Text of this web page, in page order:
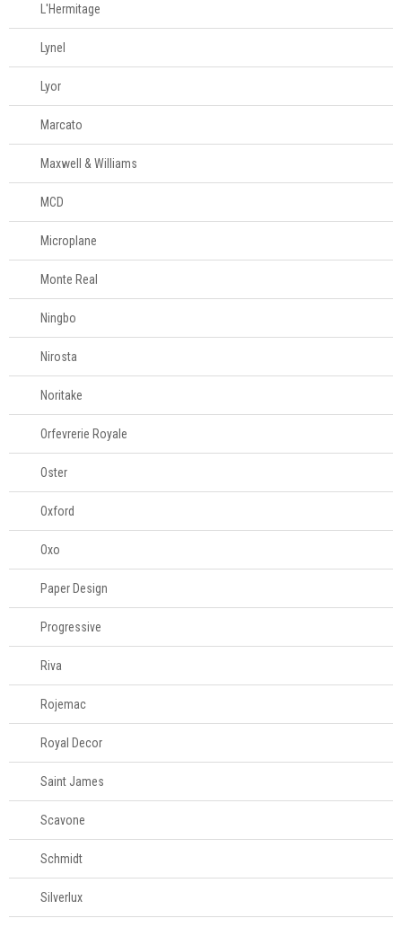
L'Hermitage
Lynel
Lyor
Marcato
Maxwell & Williams
MCD
Microplane
Monte Real
Ningbo
Nirosta
Noritake
Orfevrerie Royale
Oster
Oxford
Oxo
Paper Design
Progressive
Riva
Rojemac
Royal Decor
Saint James
Scavone
Schmidt
Silverlux